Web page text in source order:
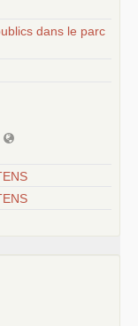
dans le parc